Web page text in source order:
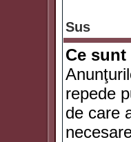
Sus
Ce
repede
de care